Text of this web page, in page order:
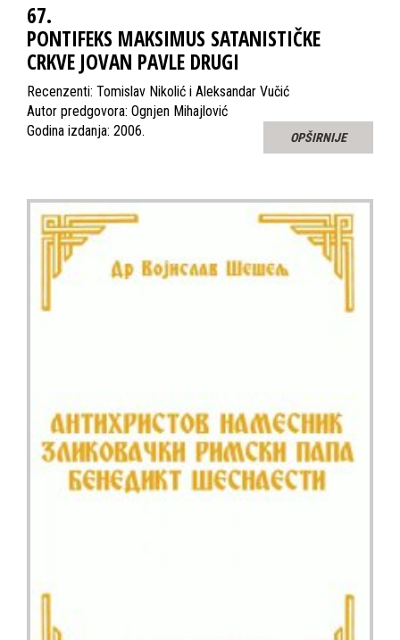
67.
PONTIFEKS MAKSIMUS SATANISTIČKE
CRKVE JOVAN PAVLE DRUGI
Recenzenti: Tomislav Nikolić i Aleksandar Vučić
Autor predgovora: Ognjen Mihajlović
Godina izdanja: 2006.
OPŠIRNIJE